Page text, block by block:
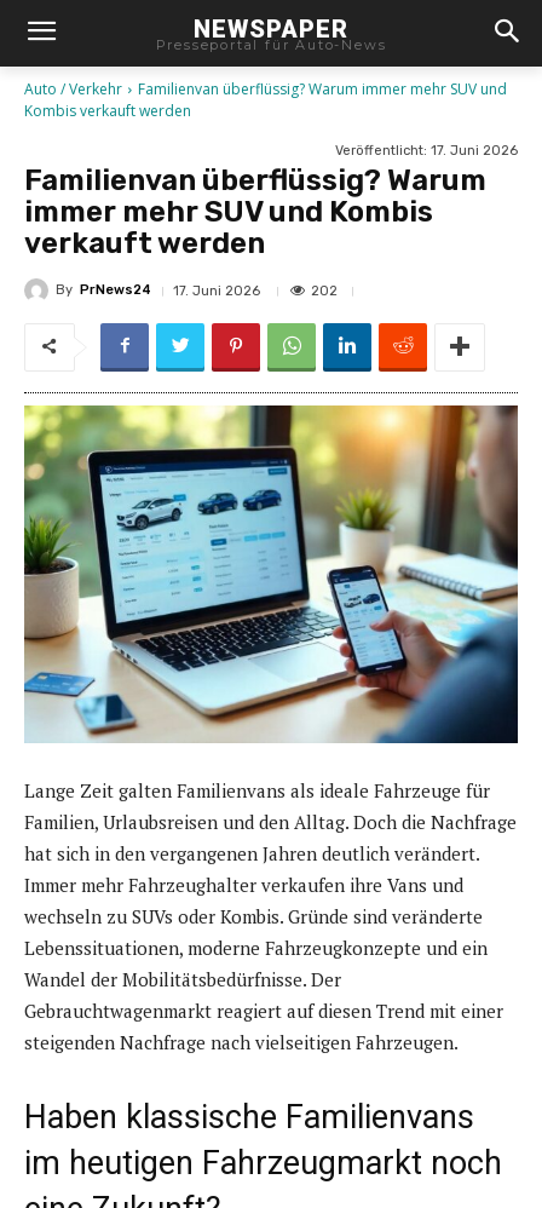
NEWSPAPER
Presseportal für Auto-News
Auto / Verkehr
Familienvan überflüssig? Warum immer mehr SUV und
Kombis verkauft werden
Veröffentlicht: 17. Juni 2026
Familienvan überflüssig? Warum
immer mehr SUV und Kombis
verkauft werden
By PrNews24 17. Juni 2026 202
Lange Zeit galten Familienvans als ideale Fahrzeuge für
Familien, Urlaubsreisen und den Alltag. Doch die Nachfrage
hat sich in den vergangenen Jahren deutlich verändert.
Immer mehr Fahrzeughalter verkaufen ihre Vans und
wechseln zu SUVs oder Kombis. Gründe sind veränderte
Lebenssituationen, moderne Fahrzeugkonzepte und ein
Wandel der Mobilitätsbedürfnisse. Der
Gebrauchtwagenmarkt reagiert auf diesen Trend mit einer
steigenden Nachfrage nach vielseitigen Fahrzeugen.
Haben klassische Familienvans
im heutigen Fahrzeugmarkt noch